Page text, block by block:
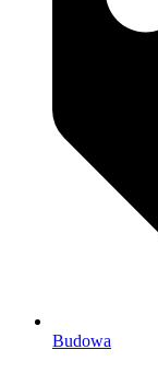
Budowa